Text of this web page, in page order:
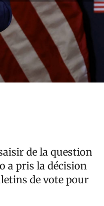
de la question
a pris la décision
de vote pour